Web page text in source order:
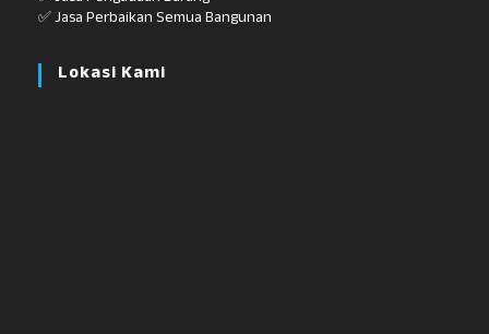
✅ Jasa Perbaikan Semua Bangunan
Lokasi Kami